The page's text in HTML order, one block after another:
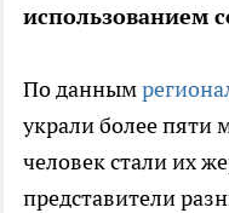
использованием
По данным
украли более пяти
человек стали их
представители